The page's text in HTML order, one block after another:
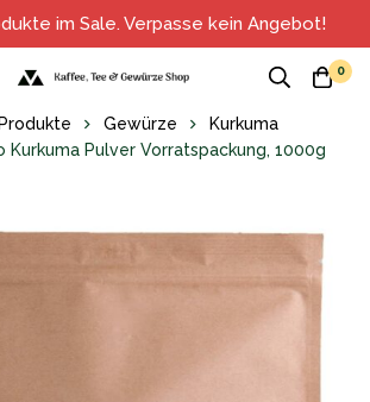
im Sale. Verpasse kein Angebot!
0
Produkte Gewürze
Kurkuma
Kurkuma Pulver Vorratspackung, 1000g